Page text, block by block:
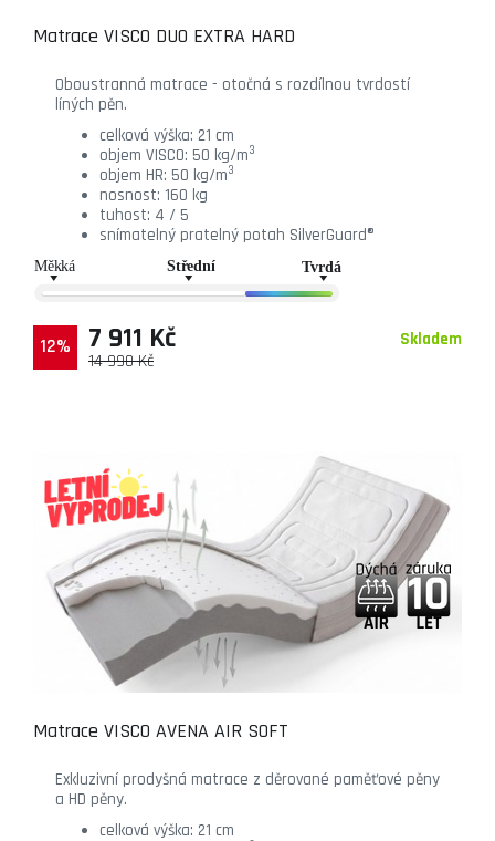
Matrace VISCO DUO EXTRA HARD
Oboustranná matrace - otočná s rozdílnou tvrdostí
líných pěn.
celková výška: 21 cm
objem VISCO: 50 kg/m3
objem HR: 50 kg/m3
nosnost: 160 kg
tuhost: 4 / 5
snímatelný pratelný potah SilverGuard®
Skladem
12%
14 990 Kč
7 911 Kč
Matrace VISCO AVENA AIR SOFT
Exkluzivní prodyšná matrace z děrované paměťové pěny
a HD pěny.
celková výška: 21 cm